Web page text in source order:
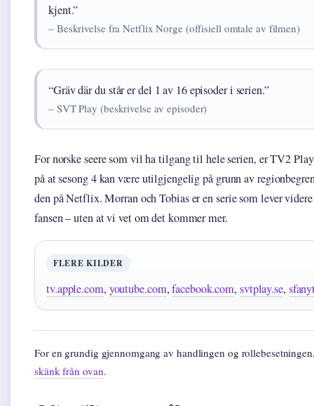
kjent.”
– Beskrivelse fra Netflix Norge (offisiell omtale av filmen)
“Gräv där du står er del 1 av 16 episoder i serien.”
– SVT Play (beskrivelse av episoder)
For norske seere som vil ha tilgang til hele serien, er TV2
på at sesong 4 kan være utilgjengelig på grunn av
den på Netflix. Morran och Tobias er en serie som lever
fansen – uten at vi vet om det kommer mer.
FLERE KILDER
tv.apple.com, youtube.com,facebook.com, svtplay.se,
For en grundig gjennomgang av handlingen og
skänk från ovan.